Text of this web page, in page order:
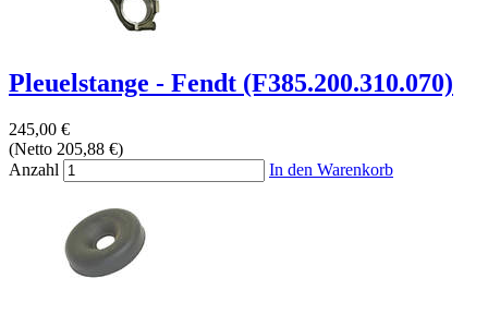
Pleuelstange - Fendt (F385.200.310.070)
245,00 €
(Netto 205,88 €)
Anzahl
In den Warenkorb